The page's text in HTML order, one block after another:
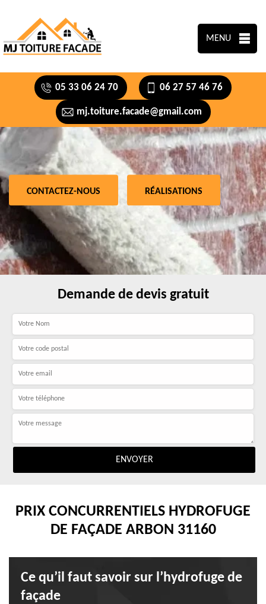
MENU
05 33 06 24 70 06 27 57 46 76
mj.toiture.facade@gmail.com
CONTACTEZ-NOUS RÉALISATIONS
Demande de devis gratuit
PRIX CONCURRENTIELS HYDROFUGE
DE FAÇADE ARBON 31160
Ce qu’il faut savoir sur l’hydrofuge de
façade